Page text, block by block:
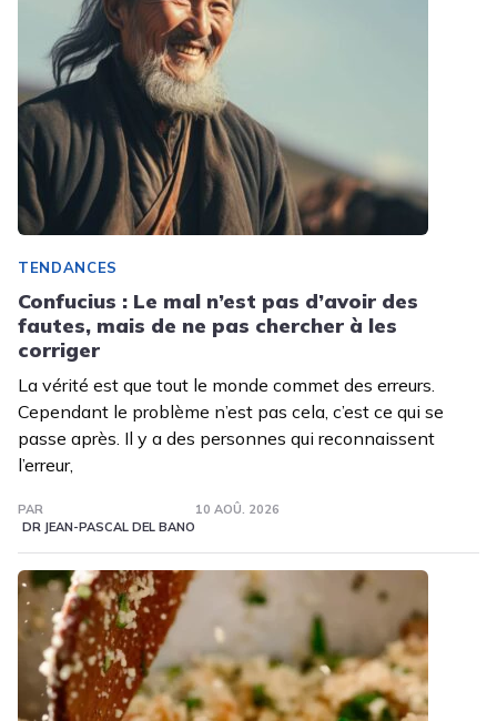
TENDANCES
Confucius : Le mal n’est pas d’avoir des
fautes, mais de ne pas chercher à les
corriger
La vérité est que tout le monde commet des erreurs.
Cependant le problème n’est pas cela, c’est ce qui se
passe après. Il y a des personnes qui reconnaissent
l’erreur,
PAR
DR JEAN-PASCAL DEL BANO
10 AOÛ. 2026